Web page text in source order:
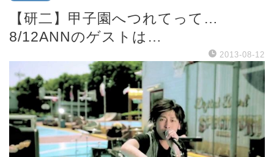
【研二】甲子園へつれてって…
8/12ANNのゲストは…
2013-08-12